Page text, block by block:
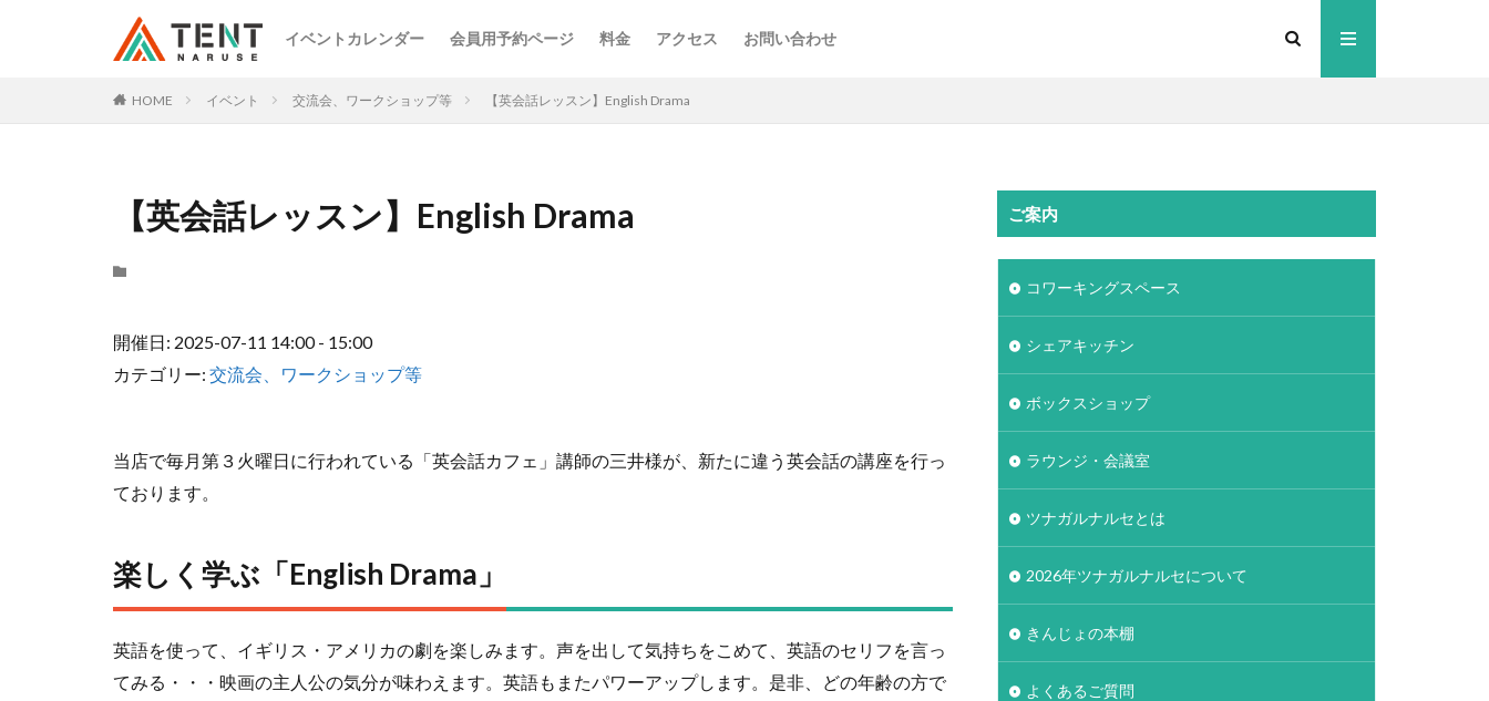
イベントカレンダー 会員用予約ページ 料金 アクセス お問い合わせ
HOME イベント 交流会、ワークショップ等 【英会話レッスン】English Drama
【英会話レッスン】English Drama
開催日: 2025-07-11 14:00 - 15:00
カテゴリー: 交流会、ワークショップ等
当店で毎月第３火曜日に行われている「英会話カフェ」講師の三井様が、新たに違う英会話の講座を行っ
ております。
楽しく学ぶ「English Drama」
英語を使って、イギリス・アメリカの劇を楽しみます。声を出して気持ちをこめて、英語のセリフを言っ
てみる・・・映画の主人公の気分が味わえます。英語もまたパワーアップします。是非、どの年齢の方で
ご案内
コワーキングスペース
シェアキッチン
ボックスショップ
ラウンジ・会議室
ツナガルナルセとは
2026年ツナガルナルセについて
きんじょの本棚
よくあるご質問